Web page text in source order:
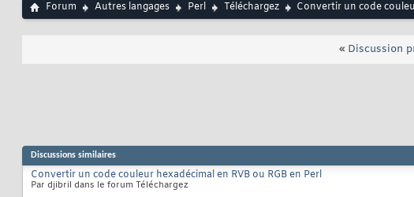
Forum
Autres langages Perl Téléchargez Convertir un code
« Discussion
Discussions similaires
Convertir un code couleur hexadécimal en RVB ou RGB en Perl
Par djibril dans le forum Téléchargez